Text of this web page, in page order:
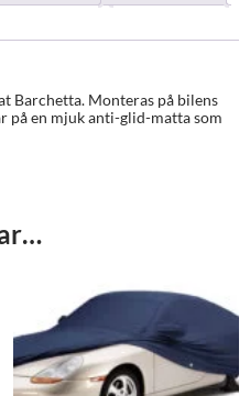
Barchetta. Monteras på bilens
på en mjuk anti-glid-matta som